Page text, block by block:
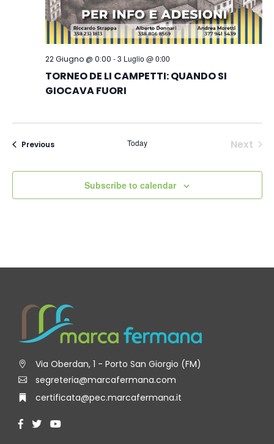
22 Giugno @ 0:00 -3 Luglio @ 0:00
TORNEO DE LI CAMPETTI: QUANDO SI
GIOCAVA FUORI
PreviousEvents Today
Next
Subscribe to calendar
Via Oberdan, 1 - Porto San Giorgio (FM)
segreteria@marcafermana.com
certificata@pec.marcafermana.it